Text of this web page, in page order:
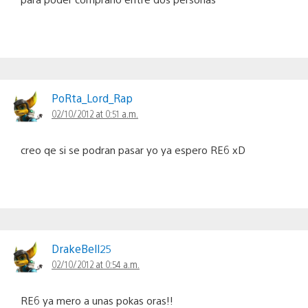
PoRta_Lord_Rap
02/10/2012 at 0:51 a.m.
creo qe si se podran pasar yo ya espero RE6 xD
DrakeBell25
02/10/2012 at 0:54 a.m.
RE6 ya mero a unas pokas oras!!